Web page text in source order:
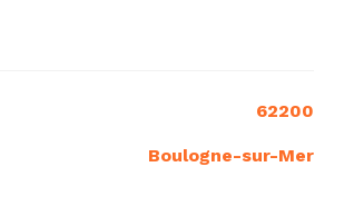
62200
Boulogne-sur-Mer